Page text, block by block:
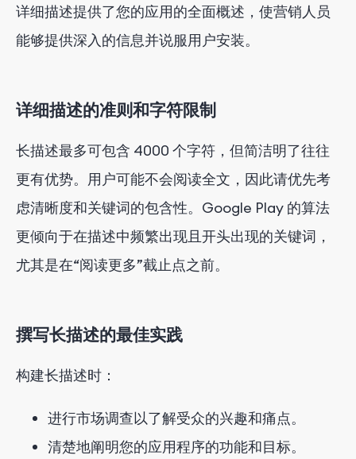
详细描述提供了您的应用的全面概述，使营销人员
能够提供深入的信息并说服用户安装。
详细描述的准则和字符限制
长描述最多可包含 4000 个字符，但简洁明了往往
更有优势。用户可能不会阅读全文，因此请优先考
虑清晰度和关键词的包含性。Google Play 的算法
更倾向于在描述中频繁出现且开头出现的关键词，
尤其是在“阅读更多”截止点之前。
撰写长描述的最佳实践
构建长描述时：
进行市场调查以了解受众的兴趣和痛点。
清楚地阐明您的应用程序的功能和目标。